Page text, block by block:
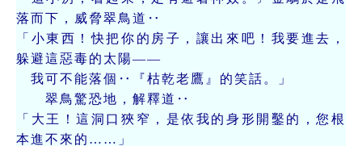
落而下，威脅翠鳥道‥
「小東西！快把你的房子，讓出來吧！我要進去，
躲避這惡毒的太陽——
我可不能落個‥『枯乾老鷹』的笑話。」
翠鳥驚恐地，解釋道‥
「大王！這洞口狹窄，是依我的身形開鑿的，您根
本進不來的……」